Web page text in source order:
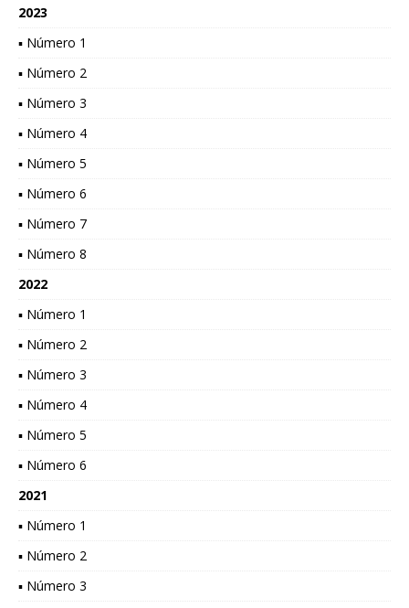
2023
▪ Número 1
▪ Número 2
▪ Número 3
▪ Número 4
▪ Número 5
▪ Número 6
▪ Número 7
▪ Número 8
2022
▪ Número 1
▪ Número 2
▪ Número 3
▪ Número 4
▪ Número 5
▪ Número 6
2021
▪ Número 1
▪ Número 2
▪ Número 3